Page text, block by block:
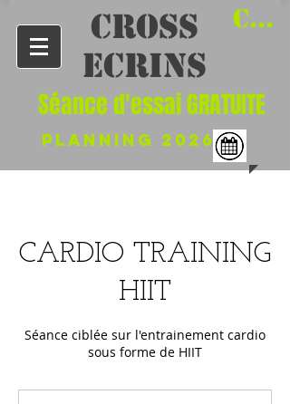
​CROSS
Ecrins
Séance d'essai GRATUITE
PLANNing 2026
CARDIO TRAINING
HIIT
Séance ciblée sur l'entrainement cardio
sous forme de HIIT